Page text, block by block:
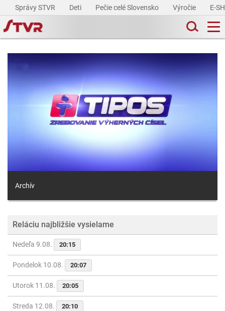
Správy STVR Deti Pečie celé Slovensko Výročie E-
Archív
Reláciu najbližšie vysielame
Nedeľa 9.08. 20:15
Pondelok 10.08. 20:07
Utorok 11.08. 20:05
Streda 12.08. 20:10